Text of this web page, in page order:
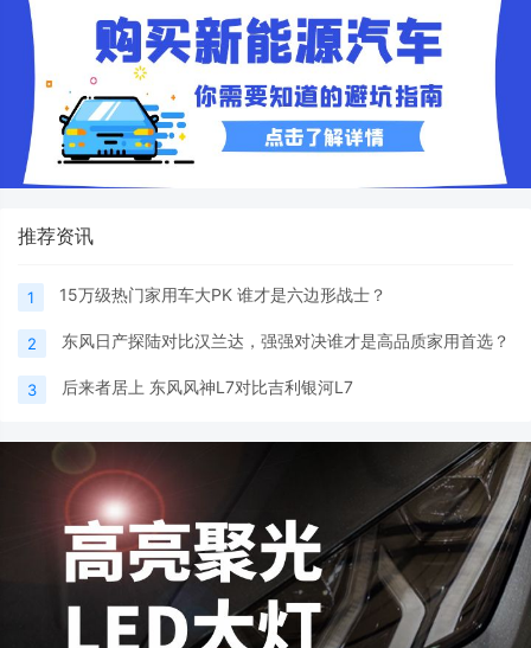
推荐资讯
1 15万级热门家用车大PK 谁才是六边形战士？
2 东风日产探陆对比汉兰达，强强对决谁才是高品质家用首选？
3 后来者居上 东风风神L7对比吉利银河L7